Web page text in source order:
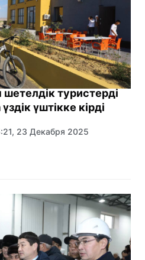
туристерді
үштікке кірді
23 Декабря 2025